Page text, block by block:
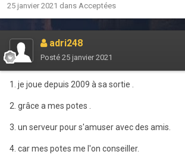
25 janvier 2021 dans Acceptées
adri248
Posté 25 janvier 2021
1. je joue depuis 2009 à sa sortie .
2. grâce a mes potes .
3. un serveur pour s'amuser avec des amis.
4. car mes potes me l'on conseiller.